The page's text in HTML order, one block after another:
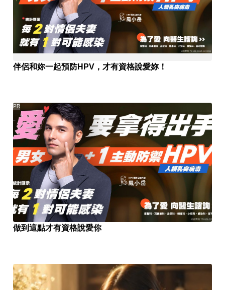
伴侶和妳一起預防HPV，才有資格說愛妳！
做到這點才有資格說愛你
PR